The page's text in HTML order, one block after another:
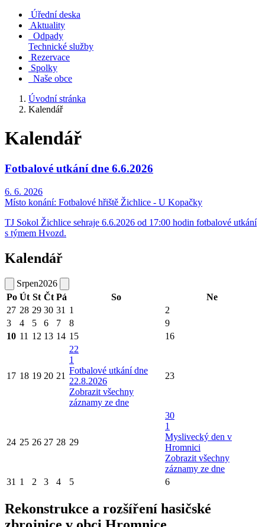
Úřední deska
Aktuality
Odpady
Technické služby
Rezervace
Spolky
Naše obce
Úvodní stránka
Kalendář
Kalendář
Fotbalové utkání dne 6.6.2026
6. 6. 2026
Místo konání: Fotbalové hřiště Žichlice - U Kopačky
TJ Sokol Žichlice sehraje 6.6.2026 od 17:00 hodin fotbalové utkání
s týmem Hvozd.
Kalendář
Srpen2026
Po Út St Čt Pá So
Ne
27 28 29 30 31 1
2
3
4 5 6 7 8
9
10 11 12 13 14 15 16
17 18 19 20 21
22
1
Fotbalové utkání dne
22.8.2026
Zobrazit všechny
záznamy ze dne
23
24 25 26 27 28 29
30
1
Myslivecký den v
Hromnici
Zobrazit všechny
záznamy ze dne
31 1 2 3 4 5 6
Rekonstrukce a rozšíření hasičské